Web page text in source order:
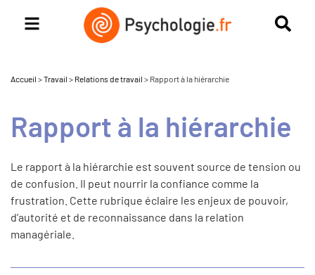
Accueil >Travail > Relations de travail > Rapport à la hiérarchie
Rapport à la hiérarchie
Le rapport à la hiérarchie est souvent source de tension ou
de confusion. Il peut nourrir la confiance comme la
frustration. Cette rubrique éclaire les enjeux de pouvoir,
d’autorité et de reconnaissance dans la relation
managériale.